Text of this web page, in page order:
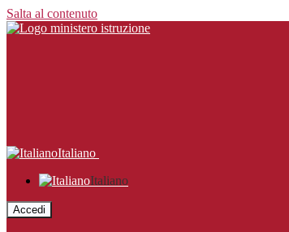
Salta al contenuto
Italiano
Italiano
Accedi